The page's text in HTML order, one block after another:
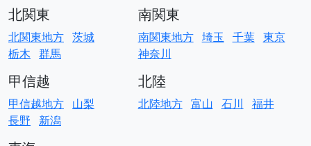
北関東
北関東地方 茨城
栃木 群馬
南関東
南関東地方 埼玉 千葉 東京
神奈川
甲信越
甲信越地方 山梨
長野
新潟
北陸
北陸地方 富山 石川 福井